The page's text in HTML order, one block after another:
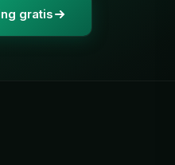
gratis